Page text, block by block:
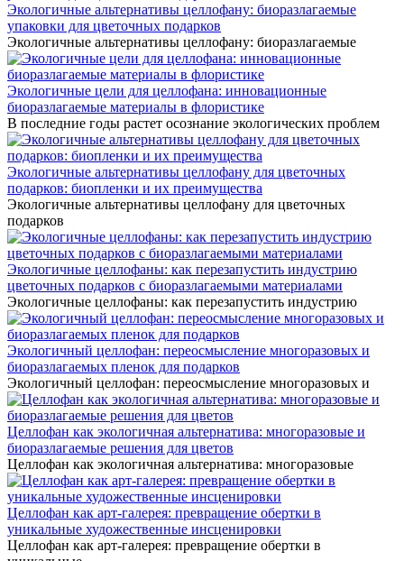
Экологичные альтернативы целлофану: биоразлагаемые
упаковки для цветочных подарков
Экологичные альтернативы целлофану: биоразлагаемые
Экологичные цели для целлофана: инновационные
биоразлагаемые материалы в флористике
В последние годы растет осознание экологических проблем
Экологичные альтернативы целлофану для цветочных
подарков: биопленки и их преимущества
Экологичные альтернативы целлофану для цветочных
подарков
Экологичные целлофаны: как перезапустить индустрию
цветочных подарков с биоразлагаемыми материалами
Экологичные целлофаны: как перезапустить индустрию
Экологичный целлофан: переосмысление многоразовых и
биоразлагаемых пленок для подарков
Экологичный целлофан: переосмысление многоразовых и
Целлофан как экологичная альтернатива: многоразовые и
биоразлагаемые решения для цветов
Целлофан как экологичная альтернатива: многоразовые
Целлофан как арт-галерея: превращение обертки в
уникальные художественные инсценировки
Целлофан как арт-галерея: превращение обертки в